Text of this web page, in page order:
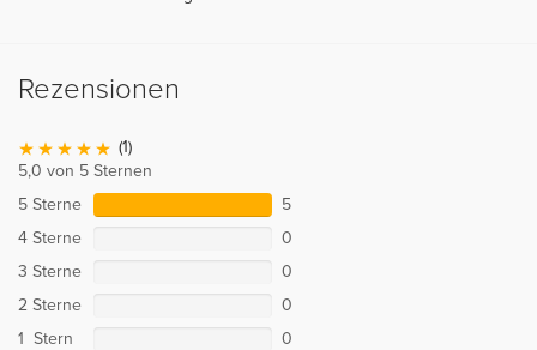
Rezensionen
(1)
5,0 von 5 Sternen
5 Sterne
5
4 Sterne
0
3 Sterne
0
2 Sterne
0
1 Stern
0